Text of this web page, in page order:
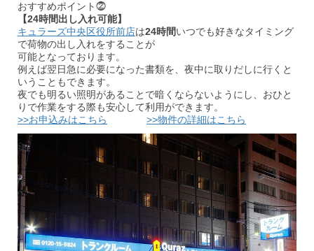
おすすめポイント⓶
【24時間出し入れ可能】
キュラーズ中央区役所前店は24時間いつでも好きなタイミング
で荷物の出し入れをすることが
可能となっております。
例えば翌日急に必要になった書類を、夜中に取りだしに行くと
いうこともできます。
夜でも明るい照明があることで暗くならないようにし、おひと
りで作業をする際も安心して利用ができます。
>>お申込みはこちら
>>物件の詳細はこちら